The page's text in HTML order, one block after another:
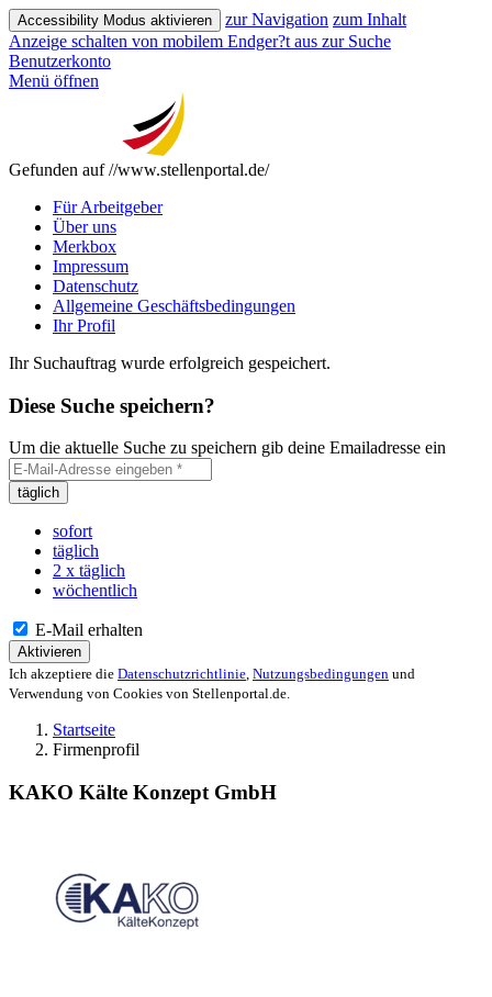
Accessibility Modus aktivieren zur Navigation zum Inhalt
Anzeige schalten von mobilem Endger?t aus zur Suche
Benutzerkonto
Menü öffnen
Gefunden auf //www.stellenportal.de/
Für Arbeitgeber
Über uns
Merkbox
Impressum
Datenschutz
Allgemeine Geschäftsbedingungen
Ihr Profil
Ihr Suchauftrag wurde erfolgreich gespeichert.
Diese Suche speichern?
Um die aktuelle Suche zu speichern gib deine Emailadresse ein
täglich
sofort
täglich
2 x täglich
wöchentlich
E-Mail erhalten
Aktivieren
Ich akzeptiere die Datenschutzrichtlinie, Nutzungsbedingungen und
Verwendung von Cookies von Stellenportal.de.
Startseite
Firmenprofil
KAKO Kälte Konzept GmbH